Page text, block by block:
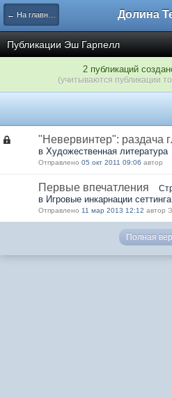
← На главную Долина
Публикации Эш Гарпелл
2 публикаций
(учитываются публикации
"Невервинтер": раздача
в Художественная литература
Отправлено 05 окт 2011 09:06 автор
Первые впечатления
в Игровые инкарнации сеттинга
Отправлено 11 мар 2013 12:12 автор
Полная